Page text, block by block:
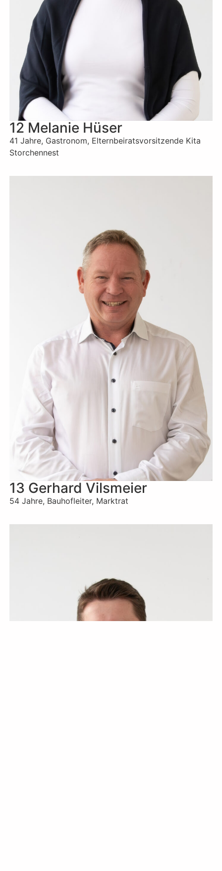
12 Melanie Hüser
41 Jahre, Gastronom, Elternbeiratsvorsitzende Kita
Storchennest
13 Gerhard Vilsmeier
54 Jahre, Bauhofleiter, Marktrat